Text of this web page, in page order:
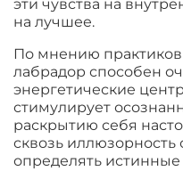
эти чувства на
на лучшее.
По мнению
лабрадор способен
энергетические
стимулирует
раскрытию себя
сквозь
определять